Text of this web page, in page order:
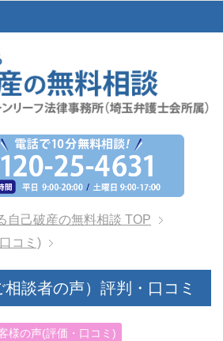
自己破産の無料相談 TOP
コミ)
談者の声）評判・口コミ
様の声(評価・口コミ)